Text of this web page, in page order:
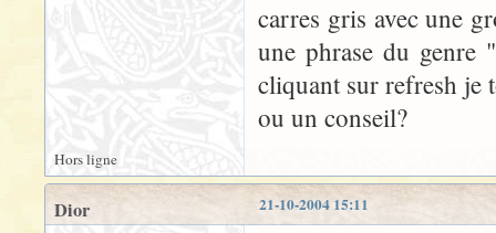
carres gris avec une
une phrase du
cliquant sur refresh je
ou un conseil?
Hors ligne
21-10-2004 15:11
Dior